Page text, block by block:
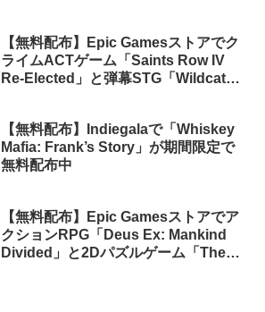
【無料配布】Epic Gamesストアでク
ライムACTゲーム「Saints Row IV
Re-Elected」と弾幕STG「Wildcat
【無料配布】Indiegalaで「Whiskey
Mafia: Frank’s Story」が期間限定で
無料配布中
【無料配布】Epic Gamesストアでア
クションRPG「Deus Ex: Mankind
Divided」と2Dパズルゲーム「The